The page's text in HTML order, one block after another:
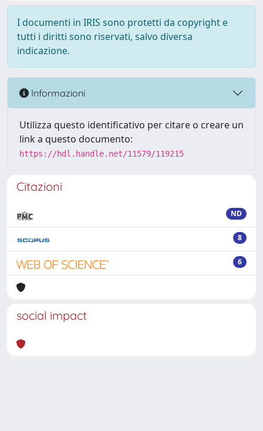
I documenti in IRIS sono protetti da copyright e
tutti i diritti sono riservati, salvo diversa
indicazione.
Informazioni
Utilizza questo identificativo per citare o creare un
link a questo documento:
https://hdl.handle.net/11579/119215
Citazioni
ND
8
6
social impact